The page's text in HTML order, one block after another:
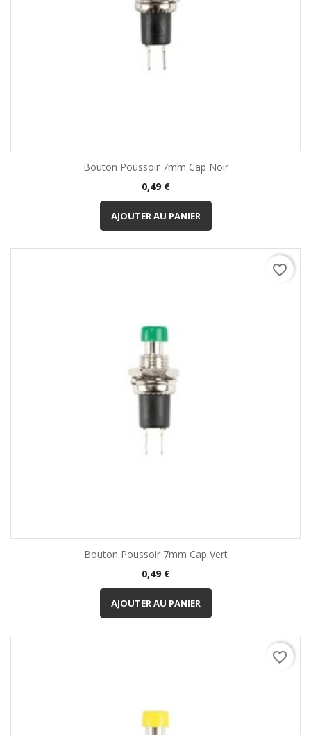
Bouton Poussoir 7mm Cap Noir
Prix
0,49 €
AJOUTER AU PANIER
Bouton Poussoir 7mm Cap Vert
Prix
0,49 €
AJOUTER AU PANIER
favorite_border
favorite_border